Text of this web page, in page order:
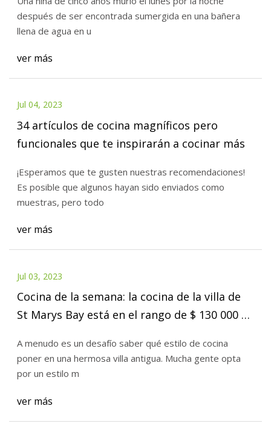
después de ser encontrada sumergida en una bañera
llena de agua en u
ver más
Jul 04, 2023
34 artículos de cocina magníficos pero
funcionales que te inspirarán a cocinar más
¡Esperamos que te gusten nuestras recomendaciones!
Es posible que algunos hayan sido enviados como
muestras, pero todo
ver más
Jul 03, 2023
Cocina de la semana: la cocina de la villa de
St Marys Bay está en el rango de $ 130 000 a
A menudo es un desafío saber qué estilo de cocina
poner en una hermosa villa antigua. Mucha gente opta
por un estilo m
ver más